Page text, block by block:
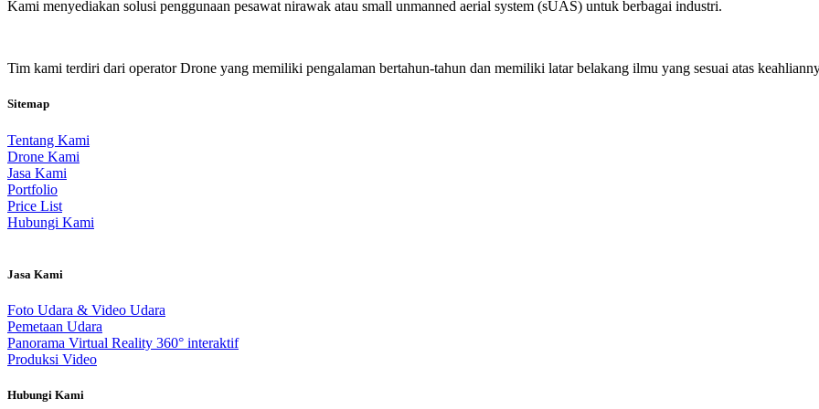
Kami menyediakan solusi penggunaan pesawat nirawak atau small unmanned aerial system (sUAS) untuk berbagai industri.
Tim kami terdiri dari operator Drone yang memiliki pengalaman bertahun-tahun dan memiliki latar belakang ilmu yang sesuai atas
Sitemap
Tentang Kami
Drone Kami
Jasa Kami
Portfolio
Price List
Hubungi Kami
Jasa Kami
Foto Udara & Video Udara
Pemetaan Udara
Panorama Virtual Reality 360° interaktif
Produksi Video
Hubungi Kami